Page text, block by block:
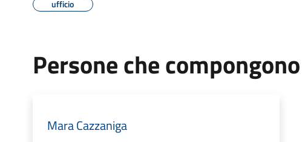
ufficio
Persone che
Mara Cazzaniga